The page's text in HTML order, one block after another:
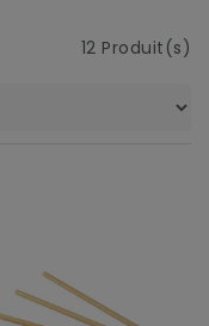
12 Produit(s)